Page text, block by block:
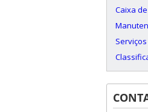
Caixa